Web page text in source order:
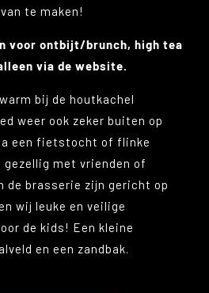
te maken!
voor ontbijt/brunch, high tea
via de website.
bij de houtkachel
weer ook zeker buiten op
een fietstocht of flinke
gezellig met vrienden of
de brasserie zijn gericht op
wij leuke en veilige
de kids! Een kleine
en een zandbak.